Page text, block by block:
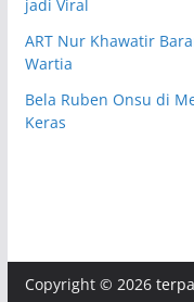
jadi Viral
ART Nur Khawatir
Wartia
Bela Ruben Onsu di
Keras
Copyright © 2026